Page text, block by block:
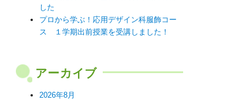
した
プロから学ぶ！応用デザイン科服飾コー
ス １学期出前授業を受講しました！
アーカイブ
2026年8月